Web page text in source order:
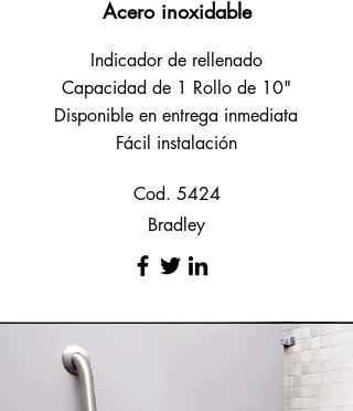
Acero inoxidable
Indicador de rellenado
Capacidad de 1 Rollo de 10"
Disponible en entrega inmediata
Fácil instalación
Cod. 5424
Bradley